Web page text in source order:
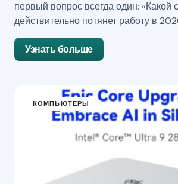
первый вопрос всегда один: «Какой
действительно потянет работу в
Узнать больше
КОМПЬЮТЕРЫ